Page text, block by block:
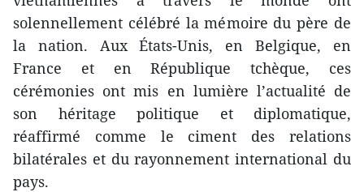
solennellement célébré la mémoire du père de
la nation. Aux États-Unis, en Belgique, en
France et en République tchèque, ces
cérémonies ont mis en lumière l’actualité de
son héritage politique et diplomatique,
réaffirmé comme le ciment des relations
bilatérales et du rayonnement international du
pays.